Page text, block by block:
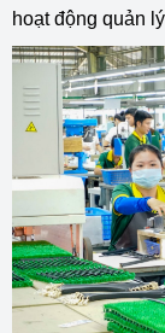
hoạt động quản